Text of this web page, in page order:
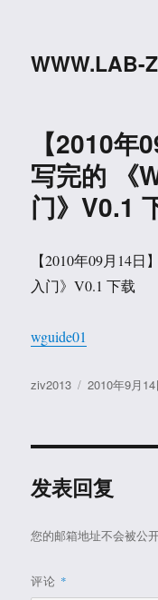
WWW.LAB-
【2010年
写完的 《
门》V0.1
【2010年09月14
入门》V0.1 下载
wguide01
作
ziv2013
发
2010年9月14
发表回复
您的邮箱地址不会被公开
评论 *